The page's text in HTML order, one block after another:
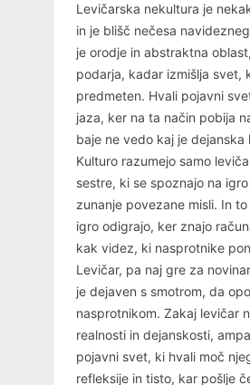
Levičarska nekultura je
in je blišč nečesa
je orodje in abstraktna
podarja, kadar izmišlja svet,
predmeten. Hvali pojavni
jaza, ker na ta način pobija
baje ne vedo kaj je dejanska
Kulturo razumejo samo
sestre, ki se spoznajo na
zunanje povezane misli. In
igro odigrajo, ker znajo
kak videz, ki nasprotnike
Levičar, pa naj gre za
je dejaven s smotrom, da
nasprotnikom. Zakaj levičar
realnosti in dejanskosti,
pojavni svet, ki hvali moč
refleksije in tisto, kar pošlje